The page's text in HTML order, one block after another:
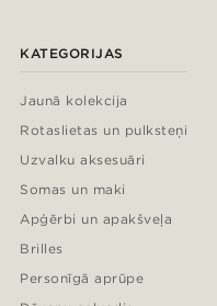
KATEGORIJAS
Jaunā kolekcija
Rotaslietas un pulksteņi
Uzvalku aksesuāri
Somas un maki
Apģērbi un apakšveļa
Brilles
Personīgā aprūpe